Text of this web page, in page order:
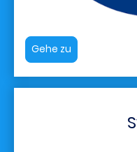
Gehe zu